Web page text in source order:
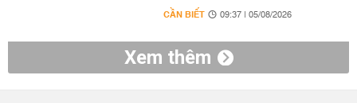
CẦN BIẾT 09:37 | 05/08/2026
Xem thêm